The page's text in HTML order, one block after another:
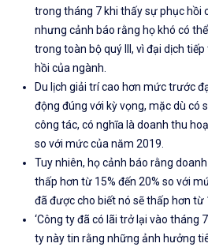
trong tháng 7 khi thấy sự phục hồi
nhưng cảnh báo rằng họ khó có
trong toàn bộ quý III, vì đại dịch
hồi của ngành.
Du lịch giải trí cao hơn mức trước
động đúng với kỳ vọng, mặc dù có
công tác, có nghĩa là doanh thu
so với mức của năm 2019.
Tuy nhiên, họ cảnh báo rằng
thấp hơn từ 15% đến 20% so với
đã được cho biết nó sẽ thấp hơn từ
‘Công ty đã có lãi trở lại vào tháng
ty này tin rằng những ảnh hưởng